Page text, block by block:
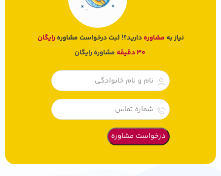
نیاز به مشاوره دارید؟! ثبت درخواست مشاورهرایگان
مشاوره رایگان